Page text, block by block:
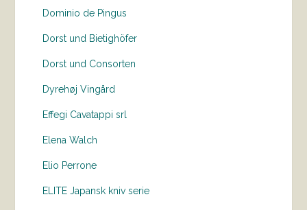
Dominio de Pingus
Dorst und Bietighöfer
Dorst und Consorten
Dyrehøj Vingård
Effegi Cavatappi srl
Elena Walch
Elio Perrone
ELITE Japansk kniv serie